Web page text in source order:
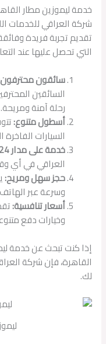
خدمة ليموزين مطار
شركة العراقي للخدمات
تقديم تجربة فريدة
التي تحصل عليها عند
سائقون
السائقين
رحلة آمنة ومريحة.
أسطول متنوع:
السيارات
خدمة على مدار 24 ساعة:
العراقي في أي
حجز سهل ومريح:
وسرعة عبر الهاتف
أسعار تنافسية:
وخيارات دفع
إذا كنت تبحث عن خدمة
القاهرة، فإن شركة
لك.